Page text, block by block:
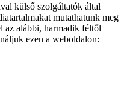
külső szolgáltatók által
mutathatunk meg
az alábbi, harmadik féltől
ezen a weboldalon: